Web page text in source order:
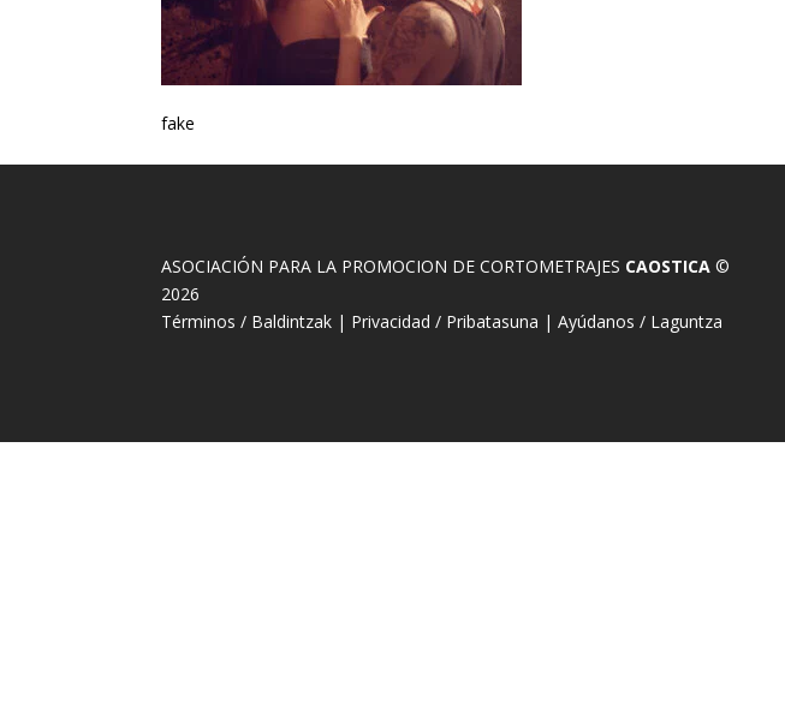
fake
ASOCIACIÓN PARA LA PROMOCION DE CORTOMETRAJES CAOSTICA ©
2026
Términos / Baldintzak | Privacidad / Pribatasuna |Ayúdanos / Laguntza